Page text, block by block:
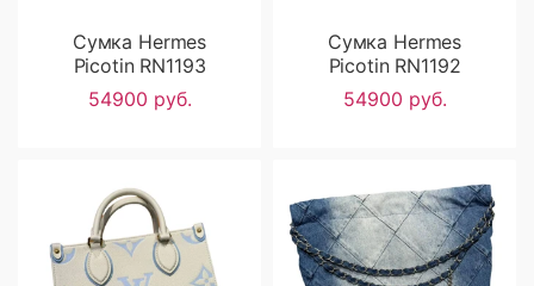
Сумка Hermes
Picotin RN1193
54900 руб.
Сумка Hermes
Picotin RN1192
54900 руб.